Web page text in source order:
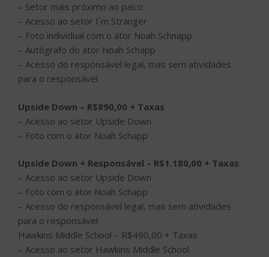
– Setor mais próximo ao palco
– Acesso ao setor I´m Stranger
– Foto individual com o ator Noah Schnapp
– Autógrafo do ator Noah Schapp
– Acesso do responsável legal, mas sem atividades
para o responsável
Upside Down – R$890,00 + Taxas
– Acesso ao setor Upside Down
– Foto com o ator Noah Schapp
Upside Down + Responsável – R$1.180,00 + Taxas
– Acesso ao setor Upside Down
– Foto com o ator Noah Schapp
– Acesso do responsável legal, mas sem atividades
para o responsável
Hawkins Middle School – R$490,00 + Taxas
– Acesso ao setor Hawkins Middle School